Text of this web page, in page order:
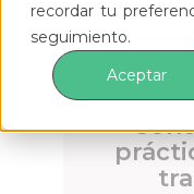
recordar tu
seguimiento.
Aceptar
Cero